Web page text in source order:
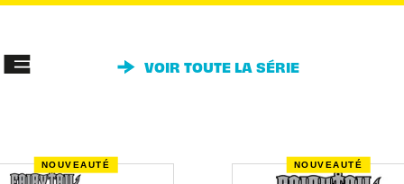
VOIR TOUTE LA SÉRIE
NOUVEAUTÉ NOUVEAUTÉ